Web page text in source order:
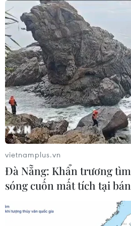
Bắc Bộ
07/08/2026 23:29
Campuchia nỗ lực bảo tồn
hoang dã trước nguy cơ tuyệt
07/08/2026 22:45
Áp thấp nhiệt đới trên vịnh
gây ảnh hưởng thế nào tới
07/08/2026 14:38
Nứt núi, Thanh Hóa sơ tán
nhiều hộ dân
vietnamplus.vn
Đà Nẵng: Khẩn trương
sóng cuốn mất tích tại